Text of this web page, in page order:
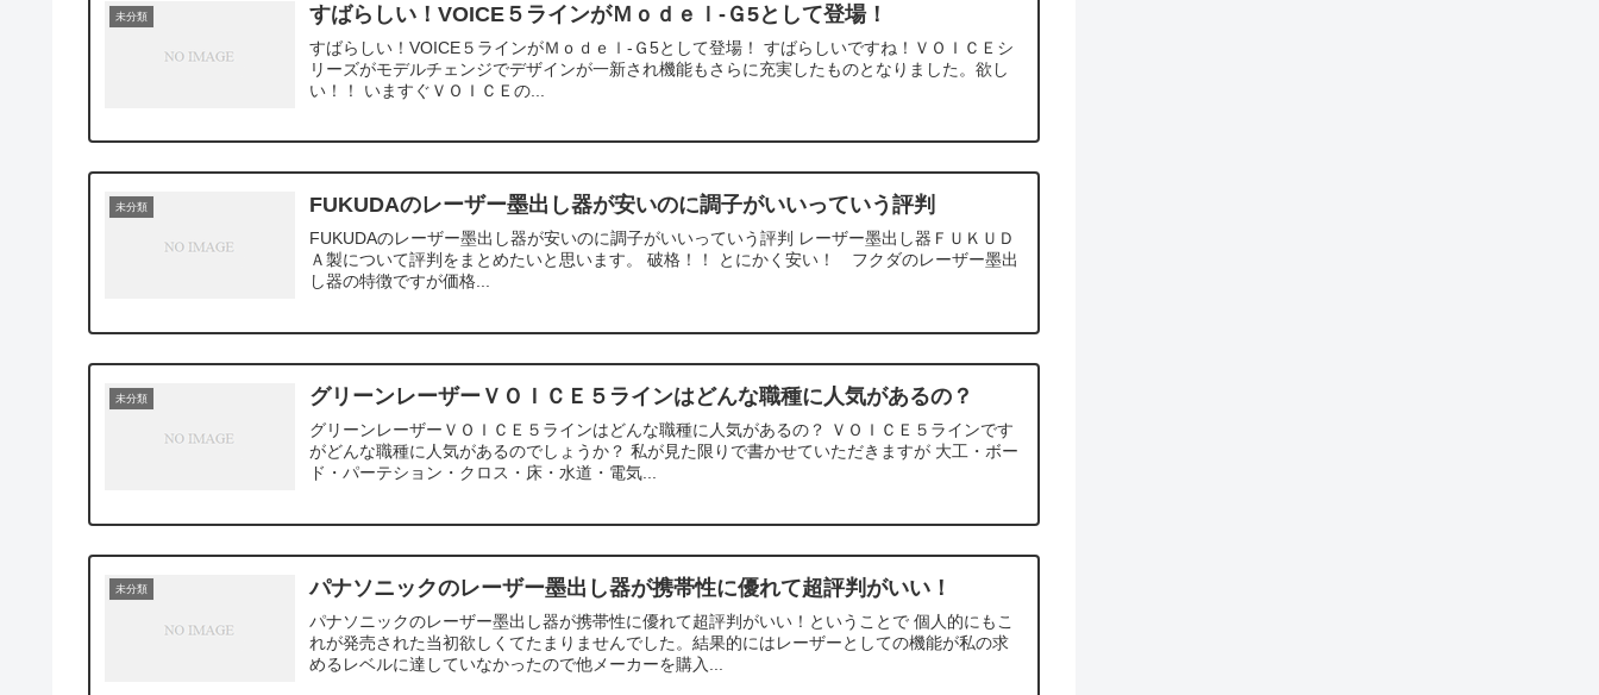
未分類 すばらしい！VOICE５ラインがＭｏｄｅｌ-Ｇ5として登場！
すばらしい！VOICE５ラインがＭｏｄｅｌ-Ｇ5として登場！ すばらしいですね！ＶＯＩＣＥシ
リーズがモデルチェンジでデザインが一新され機能もさらに充実したものとなりました。欲し
い！！ いますぐＶＯＩＣＥの...
未分類 FUKUDAのレーザー墨出し器が安いのに調子がいいっていう評判
FUKUDAのレーザー墨出し器が安いのに調子がいいっていう評判 レーザー墨出し器ＦＵＫＵＤ
Ａ製について評判をまとめたいと思います。 破格！！ とにかく安い！ フクダのレーザー墨出
し器の特徴ですが価格...
未分類 グリーンレーザーＶＯＩＣＥ５ラインはどんな職種に人気があるの？
グリーンレーザーＶＯＩＣＥ５ラインはどんな職種に人気があるの？ ＶＯＩＣＥ５ラインです
がどんな職種に人気があるのでしょうか？ 私が見た限りで書かせていただきますが 大工・ボー
ド・パーテション・クロス・床・水道・電気...
未分類 パナソニックのレーザー墨出し器が携帯性に優れて超評判がいい！
パナソニックのレーザー墨出し器が携帯性に優れて超評判がいい！ということで 個人的にもこ
れが発売された当初欲しくてたまりませんでした。結果的にはレーザーとしての機能が私の求
めるレベルに達していなかったので他メーカーを購入...